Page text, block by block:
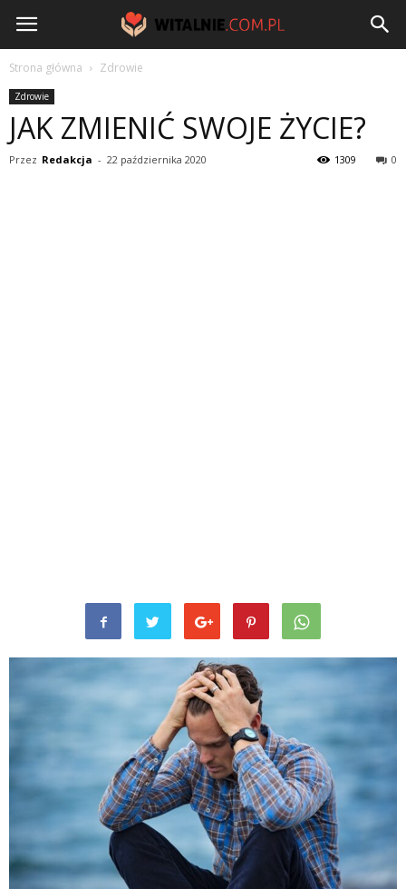
Witalnie.com.pl
Strona główna Zdrowie
Zdrowie
JAK ZMIENIĆ SWOJE ŻYCIE?
Przez Redakcja - 22 października 2020 0
1309